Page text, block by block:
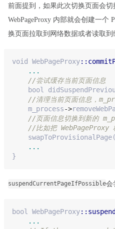
前面提到，如果此次切换页面会切
WebPageProxy 内部就会创建一个
换页面拉取到网络数据或者读取到
void WebPageProxy
...
//尝试缓存当前页面信息
bool
//清理当前页面信息，
    m_process
->
//页面信息切换到新的
//比如把
...
}
suspendCurrentPageIfPossible会
bool WebPageProxy
...